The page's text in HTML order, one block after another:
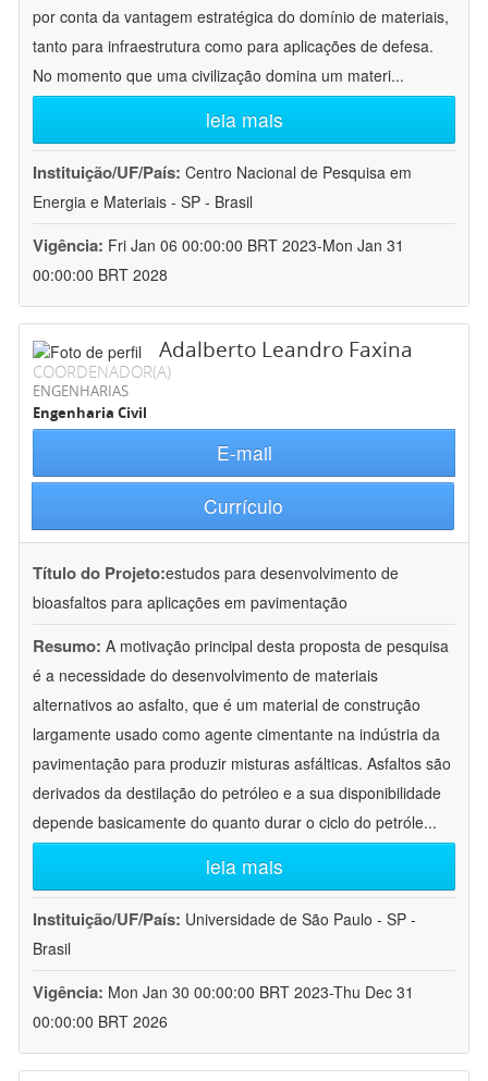
por conta da vantagem estratégica do domínio de materiais,
tanto para infraestrutura como para aplicações de defesa.
No momento que uma civilização domina um materi...
leia mais
Instituição/UF/País: Centro Nacional de Pesquisa em
Energia e Materiais - SP - Brasil
Vigência: Fri Jan 06 00:00:00 BRT 2023-Mon Jan 31
00:00:00 BRT 2028
Adalberto Leandro Faxina
COORDENADOR(A)
ENGENHARIAS
Engenharia Civil
E-mail
Currículo
Título do Projeto:estudos para desenvolvimento de
bioasfaltos para aplicações em pavimentação
Resumo: A motivação principal desta proposta de pesquisa
é a necessidade do desenvolvimento de materiais
alternativos ao asfalto, que é um material de construção
largamente usado como agente cimentante na indústria da
pavimentação para produzir misturas asfálticas. Asfaltos são
derivados da destilação do petróleo e a sua disponibilidade
depende basicamente do quanto durar o ciclo do petróle...
leia mais
Instituição/UF/País: Universidade de São Paulo - SP -
Brasil
Vigência: Mon Jan 30 00:00:00 BRT 2023-Thu Dec 31
00:00:00 BRT 2026